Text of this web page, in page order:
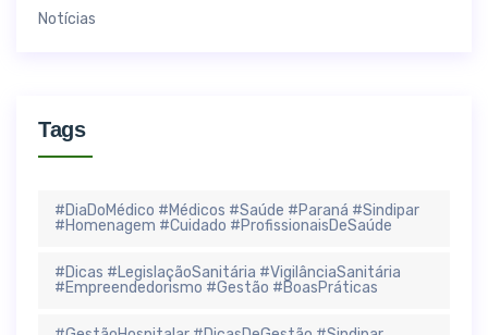
Notícias
Tags
#DiaDoMédico #Médicos #Saúde #Paraná #Sindipar
#Homenagem #Cuidado #ProfissionaisDeSaúde
#Dicas #LegislaçãoSanitária #VigilânciaSanitária
#Empreendedorismo #Gestão #BoasPráticas